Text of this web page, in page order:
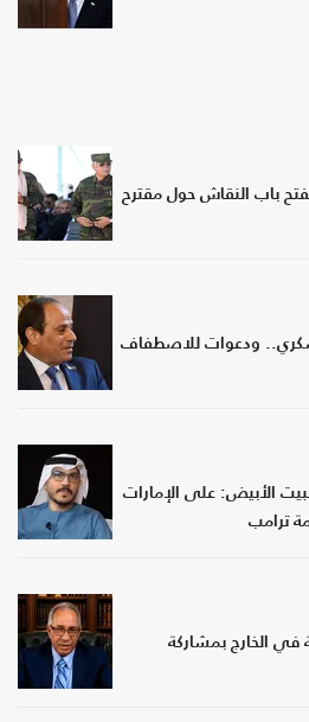
باب النقاش حول مقترح
ودعوات للاصطفاف
البيت الأبيض: على الإمارات
ترامب
الخارج بمشاركة